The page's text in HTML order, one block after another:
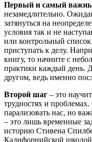
Первый и самый
незамедлительно.
затянуться на
условия так и не
или контрольный
приступать к делу.
книгу, то начните с
практики каждый день.
другом, ведь именно
Второй шаг – это
трудностях и
парализовать нас, но
– это лишь временные
историю Стивена
Калифорнийской